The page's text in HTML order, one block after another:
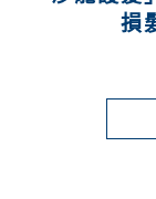
損